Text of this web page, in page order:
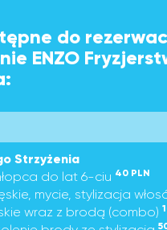
do
ENZO
Strzyżenia
do lat 6-ciu 40 PLN
mycie, stylizacja
wraz z brodą (combo)